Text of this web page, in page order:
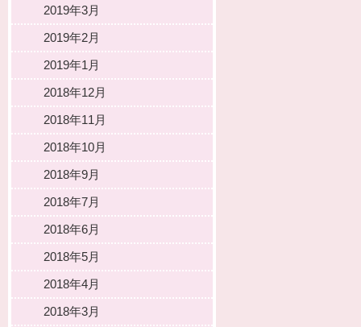
2019年3月
2019年2月
2019年1月
2018年12月
2018年11月
2018年10月
2018年9月
2018年7月
2018年6月
2018年5月
2018年4月
2018年3月